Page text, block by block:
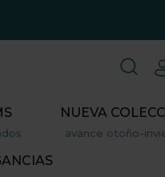
NUEVA
avance otoño-